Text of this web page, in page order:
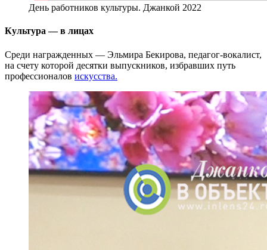
День работников культуры. Джанкой 2022
Культура — в лицах
Среди награжденных — Эльмира Бекирова, педагог-вокалист,
на счету которой десятки выпускников, избравших путь
профессионалов искусства.